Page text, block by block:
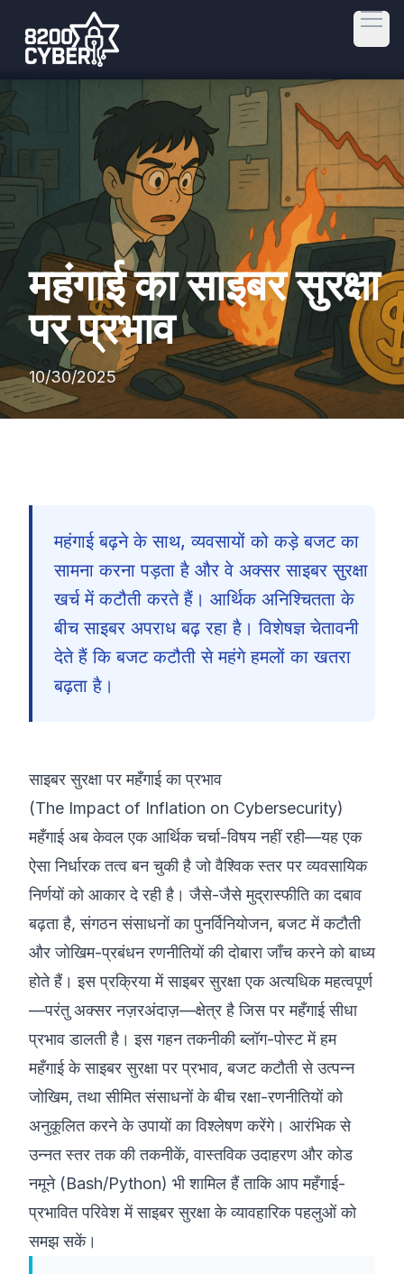
🇮🇳
©2026 8200 साइबर बूटकैंप
महंगाई का साइबर सुरक्षा
पर प्रभाव
10/30/2025
महंगाई बढ़ने के साथ, व्यवसायों को कड़े बजट का
सामना करना पड़ता है और वे अक्सर साइबर सुरक्षा
खर्च में कटौती करते हैं। आर्थिक अनिश्चितता के
बीच साइबर अपराध बढ़ रहा है। विशेषज्ञ चेतावनी
देते हैं कि बजट कटौती से महंगे हमलों का खतरा
बढ़ता है।
साइबर सुरक्षा पर महँगाई का प्रभाव
(The Impact of Inflation on Cybersecurity)
महँगाई अब केवल एक आर्थिक चर्चा-विषय नहीं रही—यह एक
ऐसा निर्धारक तत्व बन चुकी है जो वैश्विक स्तर पर व्यवसायिक
निर्णयों को आकार दे रही है। जैसे-जैसे मुद्रास्फीति का दबाव
बढ़ता है, संगठन संसाधनों का पुनर्विनियोजन, बजट में कटौती
और जोखिम-प्रबंधन रणनीतियों की दोबारा जाँच करने को बाध्य
होते हैं। इस प्रक्रिया में साइबर सुरक्षा एक अत्यधिक महत्वपूर्ण
—परंतु अक्सर नज़रअंदाज़—क्षेत्र है जिस पर महँगाई सीधा
प्रभाव डालती है। इस गहन तकनीकी ब्लॉग-पोस्ट में हम
महँगाई के साइबर सुरक्षा पर प्रभाव, बजट कटौती से उत्पन्न
जोखिम, तथा सीमित संसाधनों के बीच रक्षा-रणनीतियों को
अनुकूलित करने के उपायों का विश्लेषण करेंगे। आरंभिक से
उन्नत स्तर तक की तकनीकें, वास्तविक उदाहरण और कोड
नमूने (Bash/Python) भी शामिल हैं ताकि आप महँगाई-
प्रभावित परिवेश में साइबर सुरक्षा के व्यावहारिक पहलुओं को
समझ सकें।